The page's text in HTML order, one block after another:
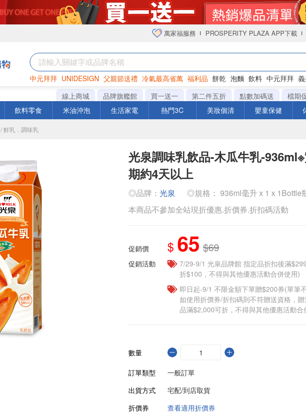
萬家福服務 PROSPERITY PLAZA APP下載
中元拜拜 UNIDESIGN 父親節送禮 冷氣最高省萬 福利品 餅乾 泡麵 飲料 中元拜拜
巧克力 罐頭 衛生紙
線上商城 品牌旗艦館 買一送一 第二件五折 點數加碼送
檔期
飲料零食 米油沖泡 生活家電 熱門3C 美妝個清 嬰童保健
/ 鮮乳．調味乳
光泉調味乳飲品-木瓜牛乳-
期約4天以上
◎品牌： 光泉
◎規格： 936ml毫升 x 1 x 1Bottle
本商品不參加全站現折優惠.折價券.折扣碼活動
促銷價 $ 65 $69
促銷活動
7/29-9/1 光泉品牌館 指定品折扣後滿
折$100，不得與其他優惠活動合併使用)
即日起-9/1 不限金額下單贈$200券(單筆
如使用折價券/折扣碼則不符贈送資格，
品滿$2,000可折，不得與其他優惠活動合
數量
訂單類型
一般訂單
出貨方式
宅配/到店取貨
折價券
查看適用折價券